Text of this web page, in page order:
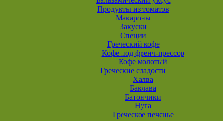
Продукты из томатов
Макароны
Закуски
Специи
Греческий кофе
Кофе под френч-прессор
Кофе молотый
Греческие сладости
Халва
Баклава
Батончики
Нуга
Греческое печенье